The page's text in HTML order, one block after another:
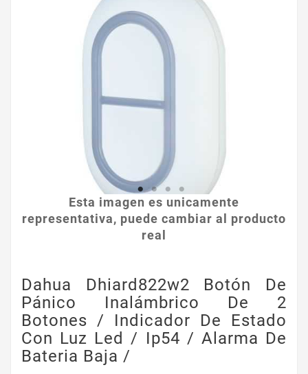
Esta imagen es unicamente
representativa, puede cambiar al producto
real
Dahua Dhiard822w2 Botón De
Pánico Inalámbrico De 2
Botones / Indicador De Estado
Con Luz Led / Ip54 / Alarma De
Bateria Baja /